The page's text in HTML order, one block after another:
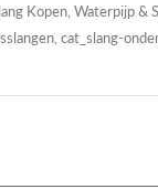
Kopen Waterpijp &
cat_slang-